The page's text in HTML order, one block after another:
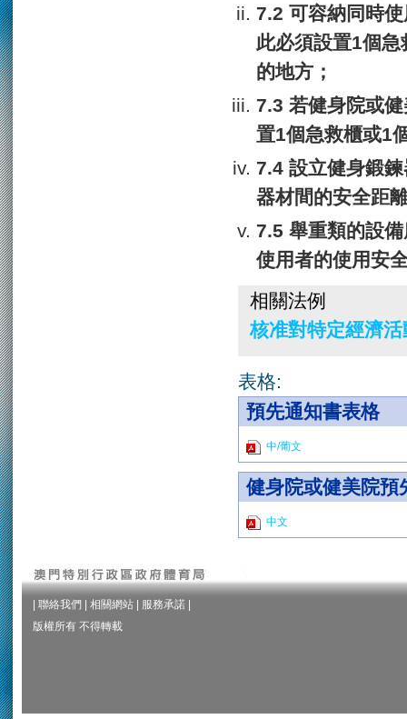
可容納同時
此必須設置1個
的地方；
若健身院或
置1個急救櫃或1
設立健身鍛
器材間的安全距
舉重類的設
使用者的使用安
相關法例
核准對特定經濟
表格:
預先通知書表格
中/葡文
健身院或健美院預
中文
聯絡我們 相關網站 服務承諾
版權所有 不得轉載